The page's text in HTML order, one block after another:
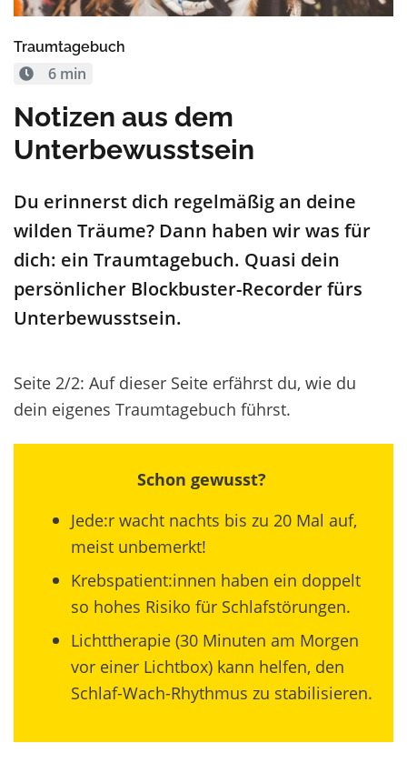
Traumtagebuch
6 min
Notizen aus dem
Unterbewusstsein
Du erinnerst dich regelmäßig an deine
wilden Träume? Dann haben wir was für
dich: ein Traumtagebuch. Quasi dein
persönlicher Blockbuster-Recorder fürs
Unterbewusstsein.
Seite 2/2: Auf dieser Seite erfährst du, wie du
dein eigenes Traumtagebuch führst.
Schon gewusst?
Jede:r wacht nachts bis zu 20 Mal auf,
meist unbemerkt!
Krebspatient:innen haben ein doppelt
so hohes Risiko für Schlafstörungen.
Lichttherapie (30 Minuten am Morgen
vor einer Lichtbox) kann helfen, den
Schlaf-Wach-Rhythmus zu stabilisieren.